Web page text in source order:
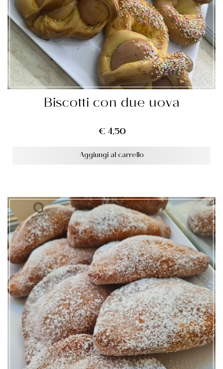
Biscotti con due uova
Aggiungi al carrello
€4,50